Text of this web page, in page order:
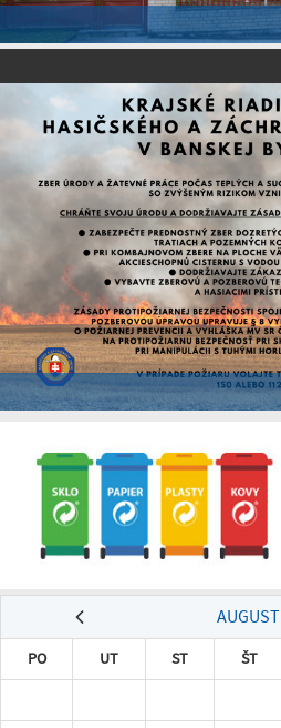
AUGUST
PO UT ST ŠT